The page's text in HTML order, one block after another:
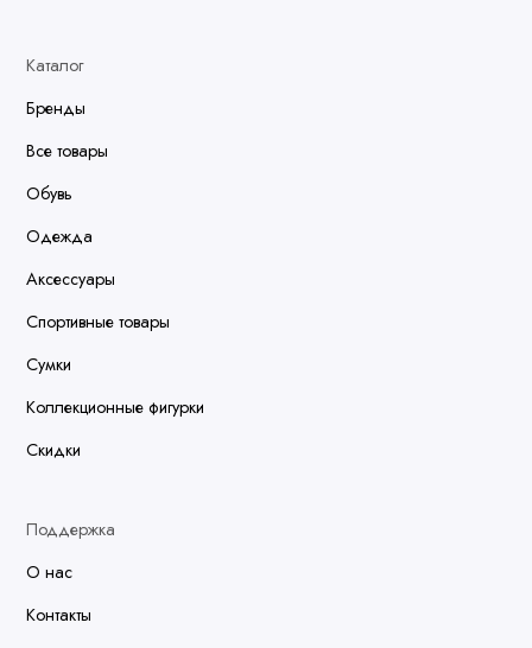
Каталог
Бренды
Все товары
Обувь
Одежда
Аксессуары
Спортивные товары
Сумки
Коллекционные фигурки
Скидки
Поддержка
О нас
Контакты